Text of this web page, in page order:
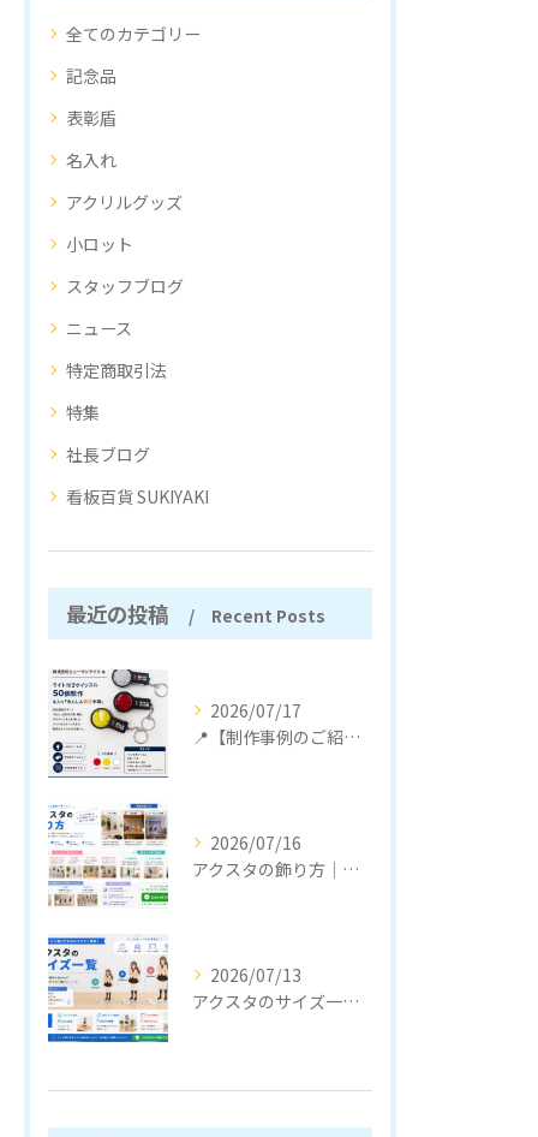
全てのカテゴリー
記念品
表彰盾
名入れ
アクリルグッズ
小ロット
スタッフブログ
ニュース
特定商取引法
特集
社長ブログ
看板百貨 SUKIYAKI
最近の投稿 Recent Posts
2026/07/17
📍【制作事例のご紹介】
2026/07/16
アクスタの飾り方｜おしゃれに見せるコツと収納のポイント
2026/07/13
アクスタのサイズ一覧｜定番サイズと選び方をわかりやすく解説